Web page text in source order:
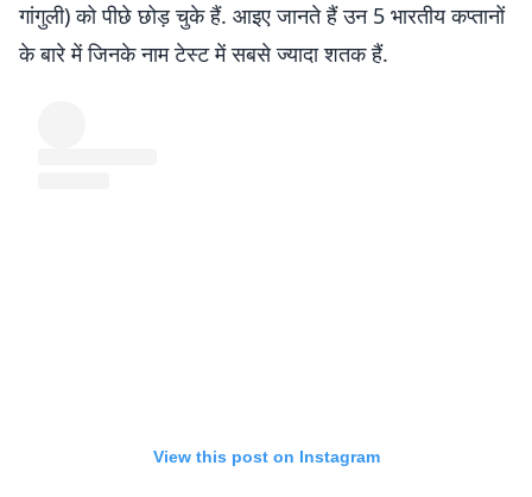
गांगुली) को पीछे छोड़ चुके हैं. आइए जानते हैं उन 5 भारतीय कप्तानों
के बारे में जिनके नाम टेस्ट में सबसे ज्यादा शतक हैं.
View this post on Instagram